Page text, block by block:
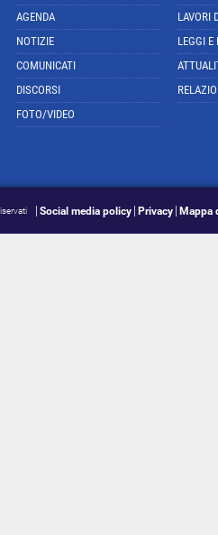
AGENDA
NOTIZIE
COMUNICATI
DISCORSI
FOTO/VIDEO
LAVORI
LEGGI E
Social media policy Privacy Mappa